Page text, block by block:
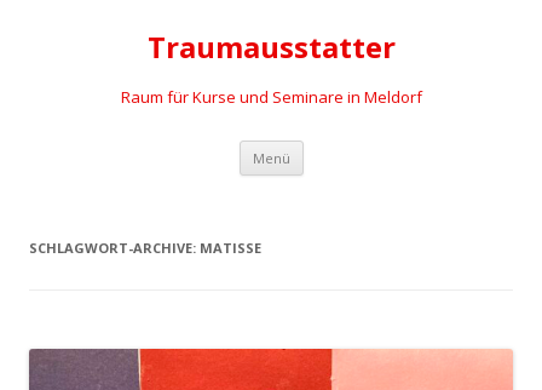
Traumausstatter
Raum für Kurse und Seminare in Meldorf
Menü Springe
Inhalt
SCHLAGWORT-ARCHIVE: MATISSE